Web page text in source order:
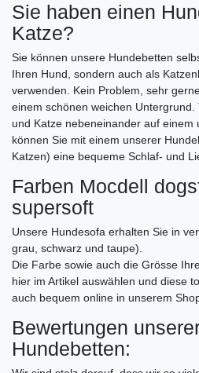
Sie haben einen
Katze?
Sie können unsere Hundebetten
Ihren Hund, sondern auch als
verwenden. Kein Problem, sehr
einem schönen weichen Untergrund.
und Katze nebeneinander auf einem
können Sie mit einem unserer
Katzen) eine bequeme Schlaf- und
Farben Mocdell
supersoft
Unsere Hundesofa erhalten Sie in
grau, schwarz und taupe).
Die Farbe sowie auch die Grösse
hier im Artikel auswählen und diese
auch bequem online in unserem
Bewertungen
Hundebetten: